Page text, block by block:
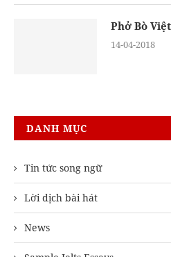
Phở Bò Việt
14-04-2018
DANH MỤC
Tin tức song ngữ
Lời dịch bài hát
News